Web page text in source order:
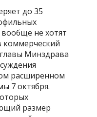
до 35
не хотят
коммерческий
Минздрава
расширенном
7 октября.
размер